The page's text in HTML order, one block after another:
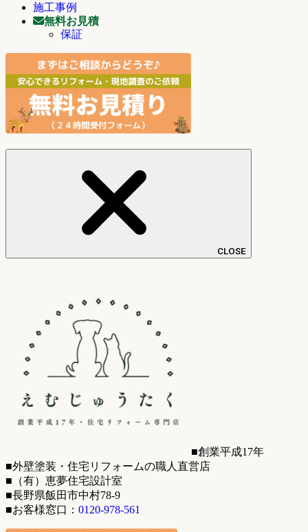
施工事例
無料お見積
保証
CLOSE
■創業平成17年
■外壁塗装・住宅リフォームの職人直営店
■（有）恵夢住宅設計室
■長野県飯田市中村78-9
■お客様窓口： 0120-978-561